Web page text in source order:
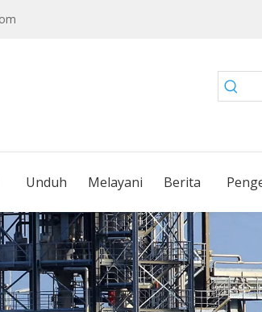
Unduh Melayani Berita